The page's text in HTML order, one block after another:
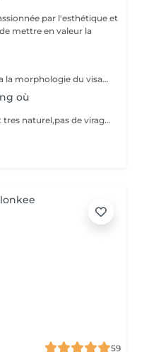
mettre en valeur la
Diagnostique et projet par rapport a la morphologie du visage.
où
Soft remouver Non Laser!!! Résultat tres naturel,pas de virage de la couleur,diagnostique avant le traitement
59